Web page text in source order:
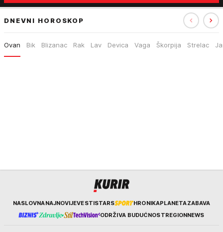
DNEVNI HOROSKOP
Ovan Bik Blizanac Rak Lav Devica Vaga Škorpija Strelac
KurirNASLOVNANAJNOVIJEVESTISTARS HRONIKAPLANETAZABAVA
ODRŽIVA BUDUĆNOSTREGIONNEWS